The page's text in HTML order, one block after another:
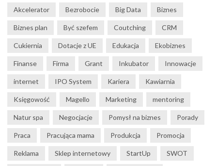
Akcelerator Bezrobocie Big Data Biznes
Biznes plan Być szefem Coutching CRM
Cukiernia Dotacje z UE Edukacja Ekobiznes
Finanse Firma Grant Inkubator Innowacje
internet IPO System Kariera Kawiarnia
Księgowość Magello Marketing mentoring
Natur spa Negocjacje Pomysł na biznes Porady
Praca Pracująca mama Produkcja Promocja
Reklama Sklep internetowy StartUp SWOT